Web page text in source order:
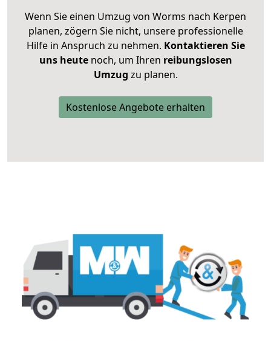
Wenn Sie einen Umzug von Worms nach Kerpen
planen, zögern Sie nicht, unsere professionelle
Hilfe in Anspruch zu nehmen. Kontaktieren Sie
uns heutenoch, um Ihren reibungslosen
Umzug zu planen.
Kostenlose Angebote erhalten